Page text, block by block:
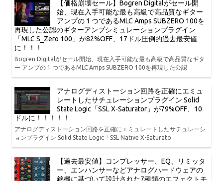
【価格崩壊セール】Bogren Digitalがセール開
始、現在入手可能な最も高級で高品質なギター
アンプの 1 つであるMLC Amps SUBZERO 100を
再現した公認のギターアンプシミュレーションプラグイン
「MLC S_Zero 100」が82%OFF、17ドル圧倒的過去最安値
に！！！
Bogren Digitalがセール開始、現在入手可能な最も高級で高品質なギタ
ー アンプの 1 つであるMLC Amps SUBZERO 100を再現した公認
アナログディストーション回路を正確にエミュ
レートしたサチュレーションプラグイン Solid
State Logic「SSL X-Saturator」が79%OFF、10
ドルに！！！！！
アナログディストーション回路を正確にエミュレートしたサチュレーシ
ョンプラグイン Solid State Logic「SSL Native X-Saturato
【過去最安値】コンプレッサー、EQ、リミッタ
ー、エンハンサーなどアナログハードウェアの
銘機に基づいて設計された7種類のエフェクトモ